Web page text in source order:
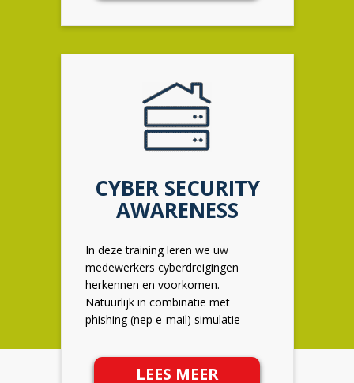
CYBER SECURITY
AWARENESS
In deze training leren we uw
medewerkers cyberdreigingen
herkennen en voorkomen.
Natuurlijk in combinatie met
phishing (nep e-mail) simulatie
LEES MEER